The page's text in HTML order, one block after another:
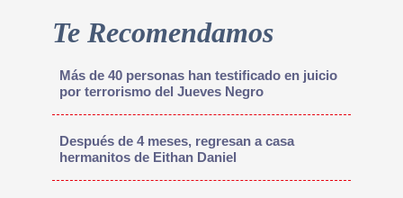
Te Recomendamos
Más de 40 personas han testificado en juicio
por terrorismo del Jueves Negro
Después de 4 meses, regresan a casa
hermanitos de Eithan Daniel